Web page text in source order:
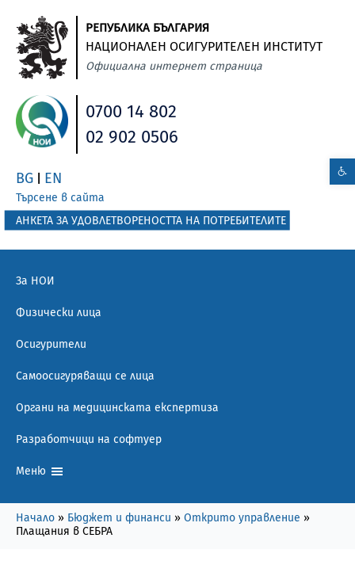
РЕПУБЛИКА БЪЛГАРИЯ
НАЦИОНАЛЕН ОСИГУРИТЕЛЕН ИНСТИТУТ
Официална интернет страница
0700 14 802
02 902 0506
BG EN
Търсене в сайта
АНКЕТА ЗА УДОВЛЕТВОРЕНОСТТА НА ПОТРЕБИТЕЛИТЕ
За НОИ
Физически лица
Осигурители
Самоосигуряващи се лица
Органи на медицинската експертиза
Разработчици на софтуер
Меню
Начало » Бюджет и финанси » Открито управление »
Плащания в СЕБРА